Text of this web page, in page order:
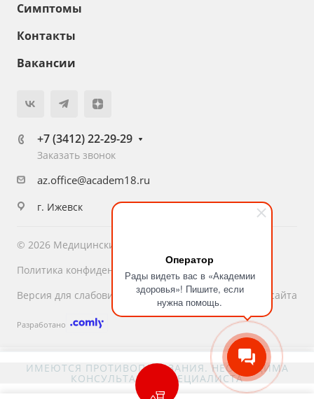
Оператор
Рады видеть вас в «Академии
здоровья»! Пишите, если
нужна помощь.
Симптомы
Контакты
Вакансии
+7 (3412) 22-29-29
Заказать звонок
az.office@academ18.ru
г. Ижевск
© 2026 Медицинский центр «Академия Здоровья»
Политика конфиденциальности
Версия для слабовидящих
Карта сайта
Разработано
ИМЕЮТСЯ ПРОТИВОПОКАЗАНИЯ. НЕОБХОДИМА
КОНСУЛЬТАЦИЯ СПЕЦИАЛИСТА